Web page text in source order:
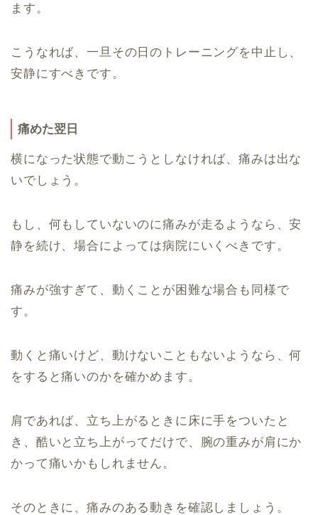
ます。
こうなれば、一旦その日のトレーニングを中止し、
安静にすべきです。
痛めた翌日
横になった状態で動こうとしなければ、痛みは出な
いでしょう。
もし、何もしていないのに痛みが走るようなら、安
静を続け、場合によっては病院にいくべきです。
痛みが強すぎて、動くことが困難な場合も同様で
す。
動くと痛いけど、動けないこともないようなら、何
をすると痛いのかを確かめます。
肩であれば、立ち上がるときに床に手をついたと
き、酷いと立ち上がってだけで、腕の重みが肩にか
かって痛いかもしれません。
そのときに、痛みのある動きを確認しましょう。